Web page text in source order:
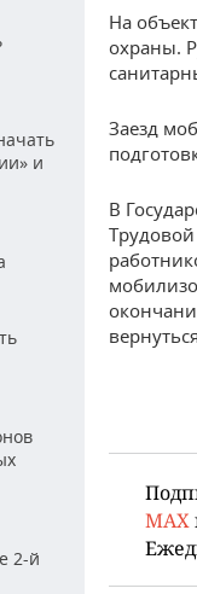
и
2-й
На
охраны.
Заезд
В
MAX